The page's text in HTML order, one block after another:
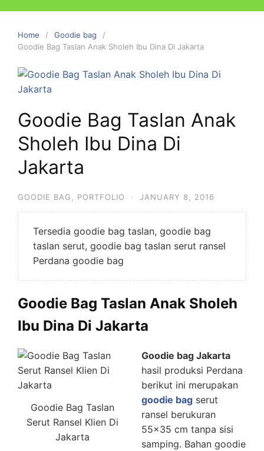
Home
Goodie bag
Goodie Bag Taslan Anak Sholeh Ibu Dina Di Jakarta
Goodie Bag Taslan Anak
Sholeh Ibu Dina Di
Jakarta
GOODIE BAG PORTFOLIO · JANUARY 8, 2016
Tersedia goodie bag taslan, goodie bag
taslan serut, goodie bag taslan serut ransel
Perdana goodie bag
Goodie Bag Taslan Anak Sholeh
Ibu Dina Di Jakarta
Goodie Bag Taslan
Serut Ransel Klien Di
Jakarta
Goodie bag Jakarta
hasil produksi Perdana
berikut ini merupakan
goodie bag serut
ransel berukuran
55×35 cm tanpa sisi
samping. Bahan goodie